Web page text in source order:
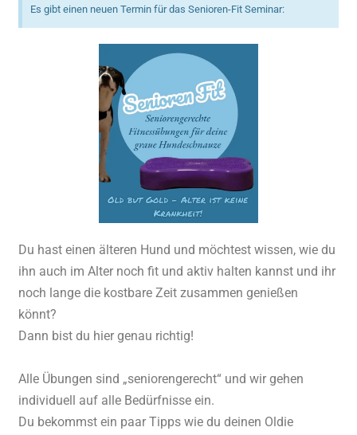
Es gibt einen neuen Termin für das Senioren-Fit Seminar:
Du hast einen älteren Hund und möchtest wissen, wie du
ihn auch im Alter noch fit und aktiv halten kannst und ihr
noch lange die kostbare Zeit zusammen genießen
könnt?
Dann bist du hier genau richtig!
Alle Übungen sind „seniorengerecht“ und wir gehen
individuell auf alle Bedürfnisse ein.
Du bekommst ein paar Tipps wie du deinen Oldie